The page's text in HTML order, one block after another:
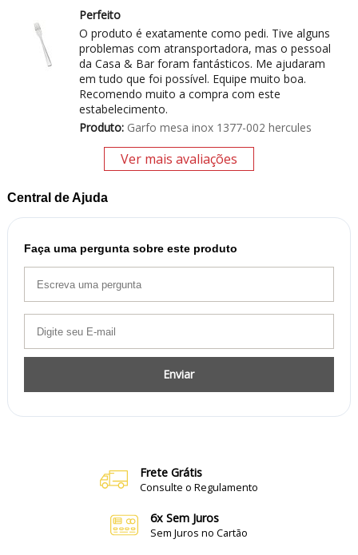
Perfeito
O produto é exatamente como pedi. Tive alguns
problemas com atransportadora, mas o pessoal
da Casa & Bar foram fantásticos. Me ajudaram
em tudo que foi possível. Equipe muito boa.
Recomendo muito a compra com este
estabelecimento.
Produto:Garfo mesa inox 1377-002 hercules
Ver mais avaliações
Central de Ajuda
Faça uma pergunta sobre este produto
Enviar
Frete Grátis
Consulte o Regulamento
6x Sem Juros
Sem Juros no Cartão